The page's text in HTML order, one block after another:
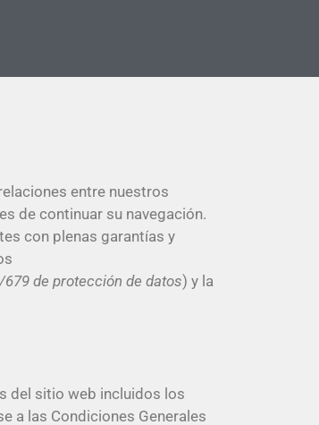
entre nuestros
de continuar su navegación.
con plenas garantías y
679 de protección de datos) y la
del sitio web incluidos los
a las Condiciones Generales